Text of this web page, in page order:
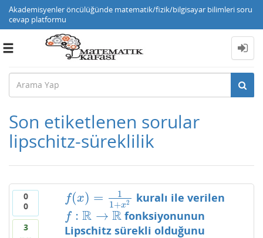
Akademisyenler öncülüğünde matematik/fizik/bilgisayar bilimleri soru
cevap platformu
Toggle
Son etiketlenen sorular
lipschitz-süreklilik
0
0
3
f(x) =
1
1+x2
f(x)=1 1+x 2 kuralı ile verilen
f : R → R
f:R→R
fonksiyonunun
Lipschitz sürekli olduğunu